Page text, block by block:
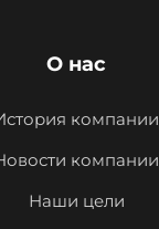
О нас
компании
компании
Наши цели